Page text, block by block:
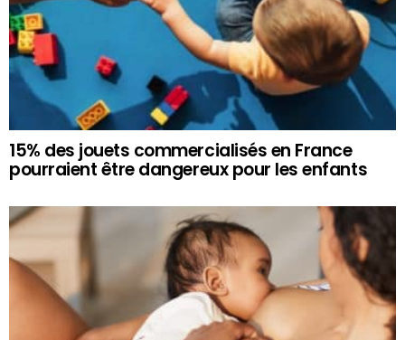
15% des jouets commercialisés en France
pourraient être dangereux pour les enfants